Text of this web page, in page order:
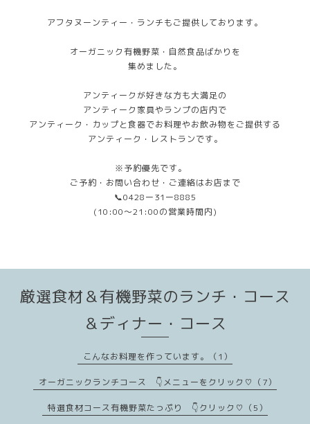
アフタヌーンティー・ランチもご提供しております。
オーガニック有機野菜・自然食品ばかりを
集めました。
アンティークが好きな方も大満足の
アンティーク家具やランプの店内で
アンティーク・カップと食器でお料理やお飲み物をご提供する
アンティーク・レストランです。
※予約優先です。
ご予約・お問い合わせ・ご連絡はお店まで
📞0428ー31ー8885
(10:00〜21:00の営業時間内)
厳選食材＆有機野菜のランチ・コース
＆ディナー・コース
こんなお料理を作っています。（1）
オーガニックランチコース 👇メニューをクリック♡（7）
特選食材コース有機野菜たっぷり 👇クリック♡（5）